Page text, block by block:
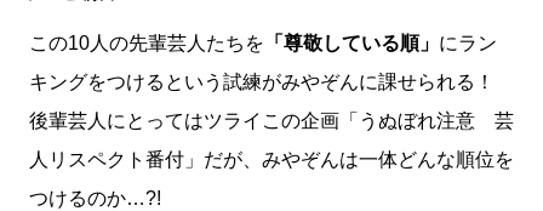
この10人の先輩芸人たちを 「尊敬している順」 にラン
キングをつけるという試練がみやぞんに課せられる！
後輩芸人にとってはツライこの企画「うぬぼれ注意 芸
人リスペクト番付」だが、みやぞんは一体どんな順位を
つけるのか…?!